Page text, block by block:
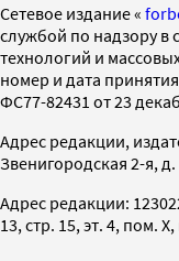
Cетевое издание «
службой по надзору
технологий и
номер и дата
ФС77-82431 от 23
Адрес редакции,
Звенигородская 2-я, д.
Адрес редакции:
13, стр. 15, эт. 4, пом.